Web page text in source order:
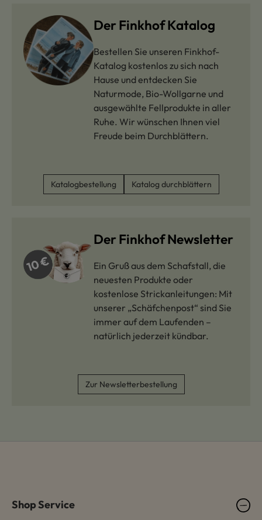
Der Finkhof Katalog
Bestellen Sie unseren Finkhof-
Katalog kostenlos zu sich nach
Hause und entdecken Sie
Naturmode, Bio-Wollgarne und
ausgewählte Fellprodukte in aller
Ruhe. Wir wünschen Ihnen viel
Freude beim Durchblättern.
Katalogbestellung Katalog durchblättern
Der Finkhof Newsletter
Ein Gruß aus dem Schafstall, die
neuesten Produkte oder
kostenlose Strickanleitungen: Mit
unserer „Schäfchenpost“ sind Sie
immer auf dem Laufenden –
natürlich jederzeit kündbar.
Zur Newsletterbestellung
Shop Service